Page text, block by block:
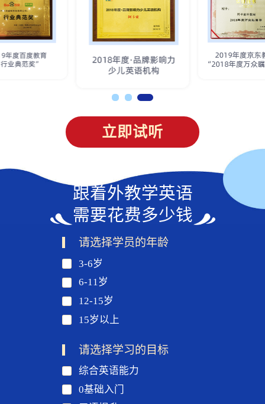
立即试听
跟着外教学英语
需要花费多少钱
请选择学员的年龄
3-6岁
6-11岁
12-15岁
15岁以上
请选择学习的目标
综合英语能力
0基础入门